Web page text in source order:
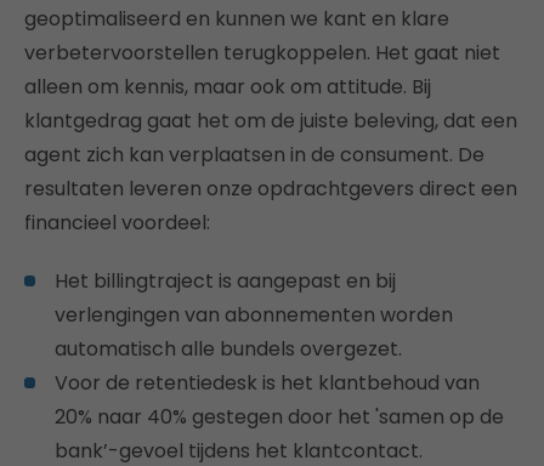
geoptimaliseerd en kunnen we kant en klare
verbetervoorstellen terugkoppelen. Het gaat niet
alleen om kennis, maar ook om attitude. Bij
klantgedrag gaat het om de juiste beleving, dat een
agent zich kan verplaatsen in de consument. De
resultaten leveren onze opdrachtgevers direct een
financieel voordeel:
Het billingtraject is aangepast en bij
verlengingen van abonnementen worden
automatisch alle bundels overgezet.
Voor de retentiedesk is het klantbehoud van
20% naar 40% gestegen door het 'samen op de
bank’-gevoel tijdens het klantcontact.